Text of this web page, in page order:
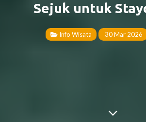
Sejuk untuk
Info Wisata 30 Mar 2026